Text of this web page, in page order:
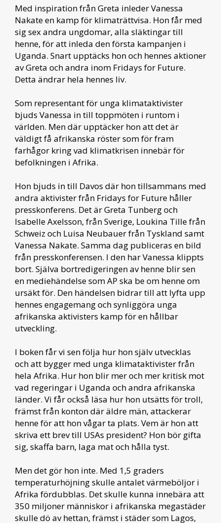
Med inspiration från Greta inleder Vanessa
Nakate en kamp för klimaträttvisa. Hon får med
sig sex andra ungdomar, alla släktingar till
henne, för att inleda den första kampanjen i
Uganda. Snart upptäcks hon och hennes aktioner
av Greta och andra inom Fridays for Future.
Detta ändrar hela hennes liv.
Som representant för unga klimataktivister
bjuds Vanessa in till toppmöten i runtom i
världen. Men där upptäcker hon att det är
väldigt få afrikanska röster som för fram
farhågor kring vad klimatkrisen innebär för
befolkningen i Afrika.
Hon bjuds in till Davos där hon tillsammans med
andra aktivister från Fridays for Future håller
presskonferens. Det är Greta Tunberg och
Isabelle Axelsson, från Sverige, Loukina Tille från
Schweiz och Luisa Neubauer från Tyskland samt
Vanessa Nakate. Samma dag publiceras en bild
från presskonferensen. I den har Vanessa klippts
bort. Själva bortredigeringen av henne blir sen
en mediehändelse som AP ska be om henne om
ursäkt för. Den händelsen bidrar till att lyfta upp
hennes engagemang och synliggöra unga
afrikanska aktivisters kamp för en hållbar
utveckling.
I boken får vi sen följa hur hon själv utvecklas
och att bygger med unga klimataktivister från
hela Afrika. Hur hon blir mer och mer kritisk mot
vad regeringar i Uganda och andra afrikanska
länder. Vi får också läsa hur hon utsätts för troll,
främst från konton där äldre män, attackerar
henne för att hon vågar ta plats. Vem är hon att
skriva ett brev till USAs president? Hon bör gifta
sig, skaffa barn, laga mat och hålla tyst.
Men det gör hon inte. Med 1,5 graders
temperaturhöjning skulle antalet värmeböljor i
Afrika fördubblas. Det skulle kunna innebära att
350 miljoner människor i afrikanska megastäder
skulle dö av hettan, främst i städer som Lagos,